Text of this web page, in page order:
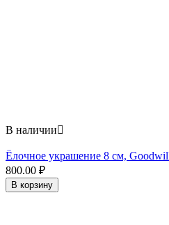
В наличии
Ёлочное украшение 8 см,
800.00 ₽
В корзину